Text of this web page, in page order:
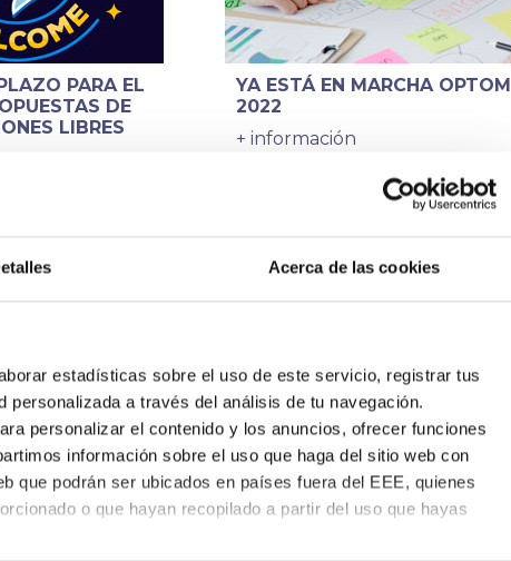
Acerca de las cookies
estadísticas sobre el uso de este servicio, registrar tus
a través del análisis de tu navegación.
personalizar el contenido y los anuncios, ofrecer funciones
información sobre el uso que haga del sitio web con
que podrán ser ubicados en países fuera del EEE, quienes
o que hayan recopilado a partir del uso que hayas
PARA EL
DE
LIBRES
YA ESTÁ EN MARCHA OPTOM
2022
+ información
PREMIUM